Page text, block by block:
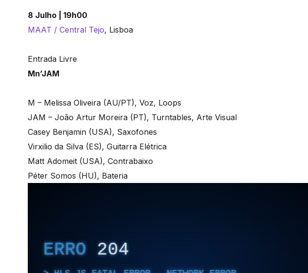
8 Julho | 19h00
MAAT / Central Tejo, Lisboa
Entrada Livre
Mn’JAM
M – Melissa Oliveira (AU/PT), Voz, Loops
JAM – João Artur Moreira (PT), Turntables, Arte Visual
Casey Benjamin (USA), Saxofones
Virxilio da Silva (ES), Guitarra Elétrica
Matt Adomeit (USA), Contrabaixo
Péter Somos (HU), Bateria